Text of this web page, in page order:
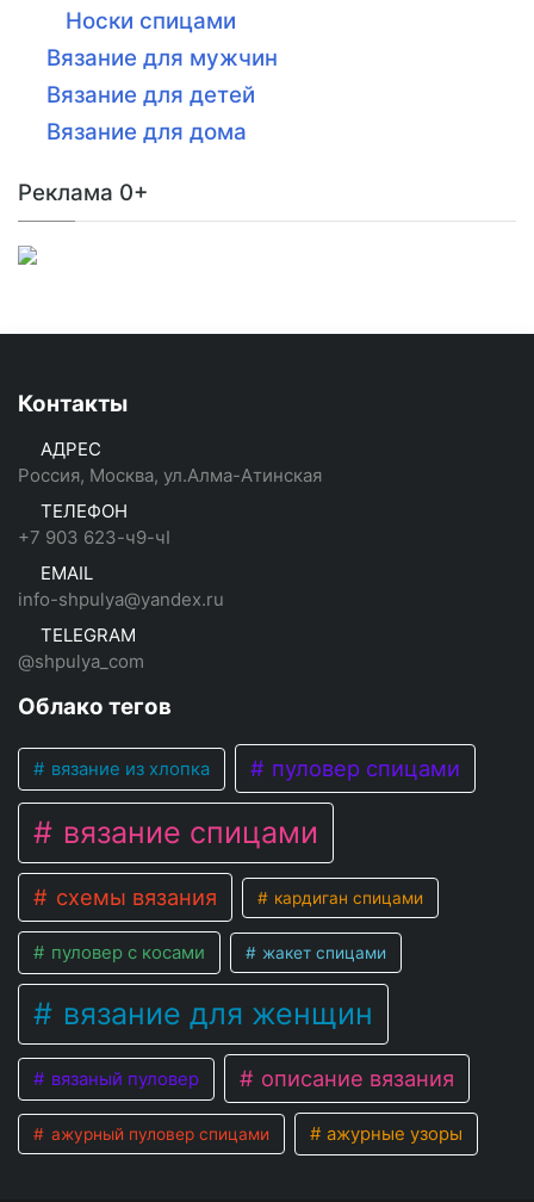
Носки спицами
Вязание для мужчин
Вязание для детей
Вязание для дома
Реклама 0+
Контакты
АДРЕС
Россия, Москва, ул.Алма-Атинская
ТЕЛЕФОН
+7 903 623-ч9-чI
EMAIL
info-shpulya@yandex.ru
TELEGRAM
@shpulya_com
Облако тегов
вязание из хлопка пуловер спицами
вязание спицами
схемы вязания кардиган спицами
пуловер с косами жакет спицами
вязание для женщин
вязаный пуловер описание вязания
ажурный пуловер спицами ажурные узоры